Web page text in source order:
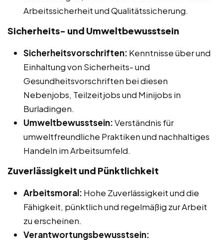
Arbeitssicherheit und Qualitätssicherung.
Sicherheits- und Umweltbewusstsein
Sicherheitsvorschriften: Kenntnisse über und
Einhaltung von Sicherheits- und
Gesundheitsvorschriften bei diesen
Nebenjobs, Teilzeitjobs und Minijobs in
Burladingen.
Umweltbewusstsein:Verständnis für
umweltfreundliche Praktiken und nachhaltiges
Handeln im Arbeitsumfeld.
Zuverlässigkeit und Pünktlichkeit
Arbeitsmoral: Hohe Zuverlässigkeit und die
Fähigkeit, pünktlich und regelmäßig zur Arbeit
zu erscheinen.
Verantwortungsbewusstsein: